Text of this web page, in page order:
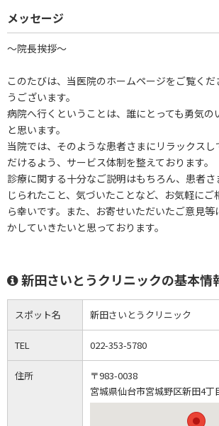
メッセージ
～院長挨拶～
このたびは、当医院のホームページをご覧くだ
うございます。
病院へ行くということは、誰にとっても勇気の
と思います。
当院では、そのような患者さまにリラックス
だけるよう、サービス体制を整えております。
診療に関する十分なご説明はもちろん、患者
じられたこと、気づいたことなど、お気軽にご
ら幸いです。また、お寄せいただいたご意見
かしていきたいと思っております。
新田さいとうクリニックの基本情
スポット名 新田さいとうクリニック
TEL 022-353-5780
住所
〒983-0038
宮城県仙台市宮城野区新田4丁